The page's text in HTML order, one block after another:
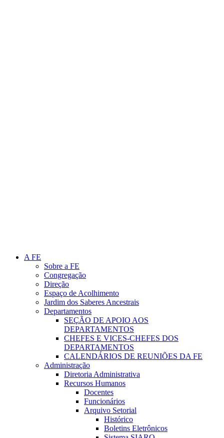
A FE
Sobre a FE
Congregação
Direção
Espaço de Acolhimento
Jardim dos Saberes Ancestrais
Departamentos
SEÇÃO DE APOIO AOS
DEPARTAMENTOS
CHEFES E VICES-CHEFES DOS
DEPARTAMENTOS
CALENDÁRIOS DE REUNIÕES DA FE
Administração
Diretoria Administrativa
Recursos Humanos
Docentes
Funcionários
Arquivo Setorial
Histórico
Boletins Eletrônicos